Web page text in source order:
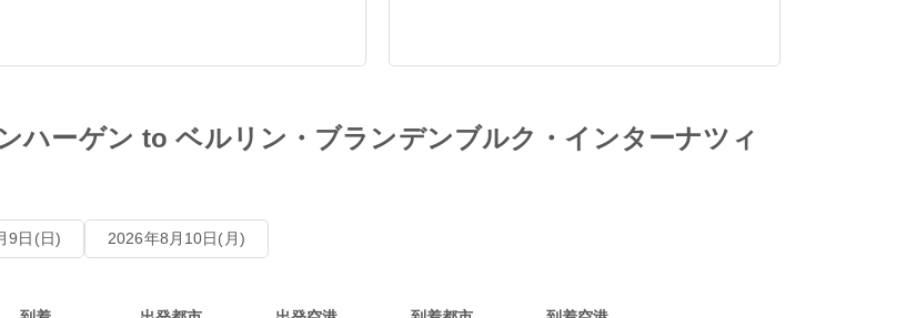
ーゲン to ベルリン・ブランデンブルク・インターナツィ
9日(日) 2026年8月10日(月)